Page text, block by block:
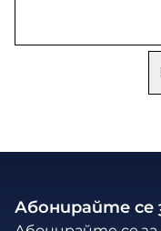
Абонирайте